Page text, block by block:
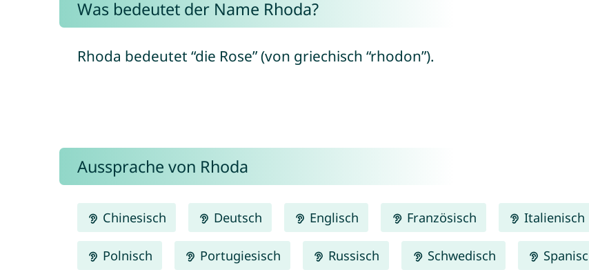
Was bedeutet der Name Rhoda?
Rhoda bedeutet “die Rose” (von griechisch “rhodon”).
Aussprache von Rhoda
Chinesisch Deutsch Englisch Französisch Italienisch
Polnisch Portugiesisch Russisch Schwedisch